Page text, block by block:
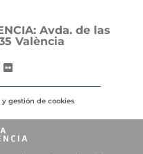
Avda. de las
València
y gestión de cookies